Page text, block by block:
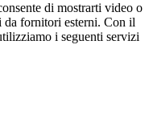
di mostrarti video o
fornitori esterni. Con il
i seguenti servizi